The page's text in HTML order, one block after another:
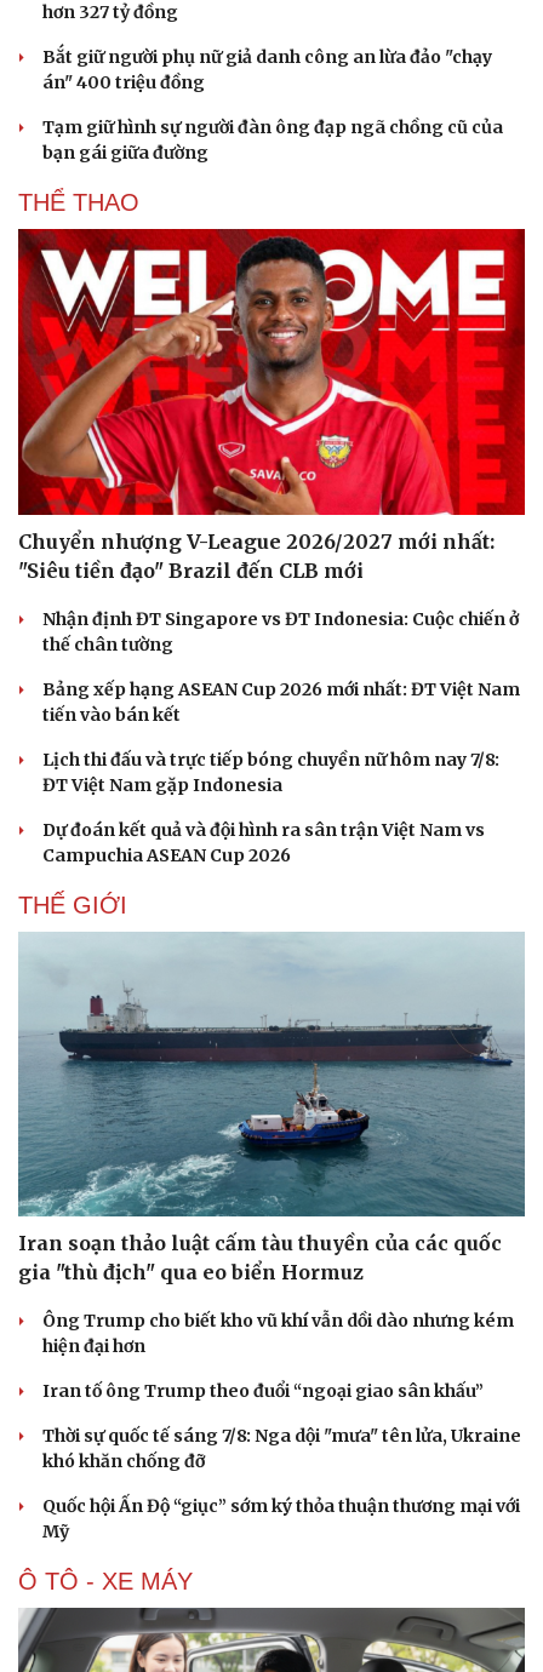
Văn hóa
Văn học
Âm nhạc
Giải trí
Thời trang
hơn 327 tỷ đồng
Bắt giữ người phụ nữ giả danh công an lừa đảo "chạy
án" 400 triệu đồng
Tạm giữ hình sự người đàn ông đạp ngã chồng cũ của
bạn gái giữa đường
THỂ THAO
Chuyển nhượng V-League 2026/2027 mới nhất:
"Siêu tiền đạo" Brazil đến CLB mới
Nhận định ĐT Singapore vs ĐT Indonesia: Cuộc chiến ở
thế chân tường
Bảng xếp hạng ASEAN Cup 2026 mới nhất: ĐT Việt Nam
tiến vào bán kết
Lịch thi đấu và trực tiếp bóng chuyền nữ hôm nay 7/8:
ĐT Việt Nam gặp Indonesia
Dự đoán kết quả và đội hình ra sân trận Việt Nam vs
Campuchia ASEAN Cup 2026
THẾ GIỚI
Iran soạn thảo luật cấm tàu thuyền của các quốc
gia "thù địch" qua eo biển Hormuz
Ông Trump cho biết kho vũ khí vẫn dồi dào nhưng kém
hiện đại hơn
Iran tố ông Trump theo đuổi “ngoại giao sân khấu”
Thời sự quốc tế sáng 7/8: Nga dội "mưa" tên lửa, Ukraine
khó khăn chống đỡ
Quốc hội Ấn Độ “giục” sớm ký thỏa thuận thương mại với
Mỹ
Ô TÔ - XE MÁY